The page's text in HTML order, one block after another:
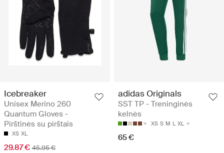
Icebreaker
Unisex Merino 260
Quantum Gloves -
Pirštinės su pirštais
XS XL
29.87 € 45.95 €
adidas Originals
SST TP - Treninginės
kelnės
XS S M L XL
65 €